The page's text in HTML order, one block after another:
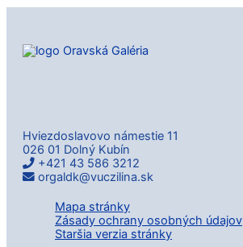
Hviezdoslavovo námestie 11
026 01 Dolný Kubín
+421 43 586 3212
orgaldk@vuczilina.sk
Mapa stránky
Zásady ochrany osobných údajov
Staršia verzia stránky